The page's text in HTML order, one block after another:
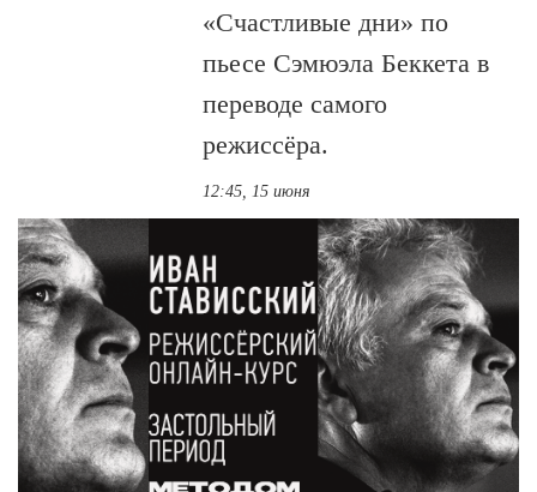
«Счастливые дни» по
пьесе Сэмюэла Беккета в
переводе самого
режиссёра.
12:45, 15 июня